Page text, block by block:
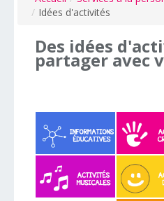
/ Idées d'activités
Des idées
partager avec